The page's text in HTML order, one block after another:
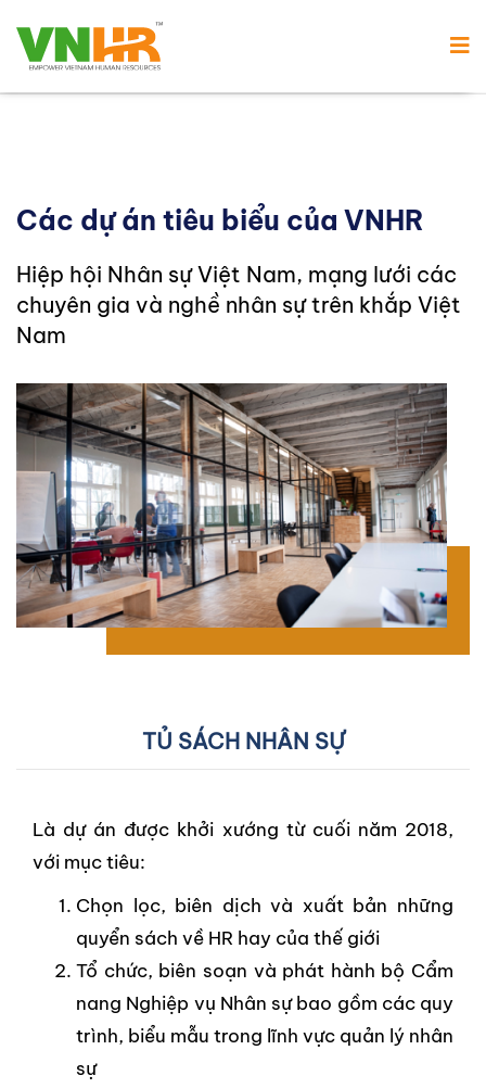
Các dự án tiêu biểu của VNHR
Hiệp hội Nhân sự Việt Nam, mạng lưới các
chuyên gia và nghề nhân sự trên khắp Việt
Nam
TỦ SÁCH NHÂN SỰ
Là dự án được khởi xướng từ cuối năm 2018,
với mục tiêu:
Chọn lọc, biên dịch và xuất bản những
quyển sách về HR hay của thế giới
Tổ chức, biên soạn và phát hành bộ Cẩm
nang Nghiệp vụ Nhân sự bao gồm các quy
trình, biểu mẫu trong lĩnh vực quản lý nhân
sự